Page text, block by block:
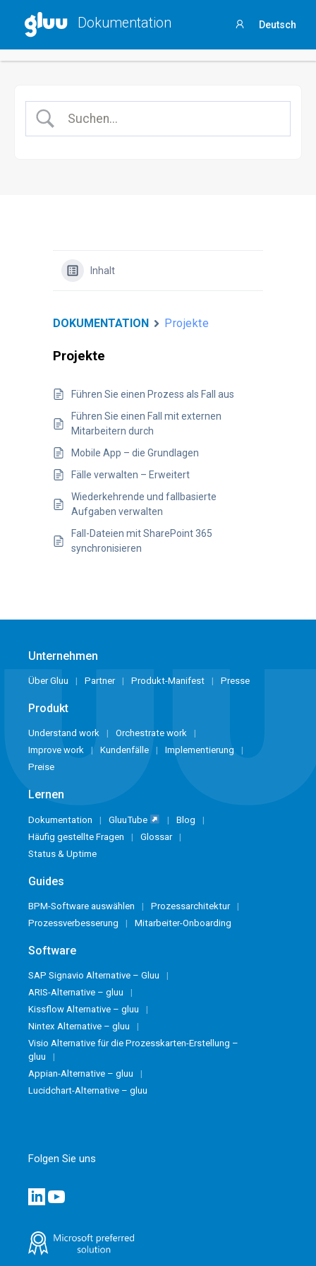
Dokumentation Deutsch
Inhalt
DOKUMENTATION Projekte
Projekte
Führen Sie einen Prozess als Fall aus
Führen Sie einen Fall mit externen
Mitarbeitern durch
Mobile App – die Grundlagen
Fälle verwalten – Erweitert
Wiederkehrende und fallbasierte
Aufgaben verwalten
Fall-Dateien mit SharePoint 365
synchronisieren
Unternehmen
Über Gluu Partner Produkt-Manifest Presse
Produkt
Understand work
Orchestrate work
Improve work
Kundenfälle
Implementierung
Preise
Lernen
Dokumentation GluuTube
Blog
Häufig gestellte Fragen
Glossar
Status & Uptime
Guides
BPM-Software auswählen
Prozessarchitektur
Prozessverbesserung
Mitarbeiter-Onboarding
Software
SAP Signavio Alternative – Gluu
ARIS-Alternative – gluu
Kissflow Alternative – gluu
Nintex Alternative – gluu
Visio Alternative für die Prozesskarten-Erstellung –
gluu
Appian-Alternative – gluu
Lucidchart-Alternative – gluu
Folgen Sie uns
Holen Sie sich IhrenProcess Success Benchmark 2025
indem Sie